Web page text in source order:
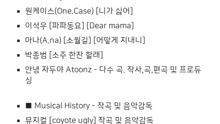
원케이스(One.Case) [니가 싫어]
이석우 [파파동요] [Dear mama]
아나(A.na) [소월길] [어떻게 지내니]
박종범 [소주 한잔 할래]
안녕 자두야 Atoonz - 다수 곡. 작사,곡,편곡 및 프로듀
싱
■ Musical History - 작곡 및 음악감독
뮤지컬 [coyote ugly] 작곡 및 음악감독